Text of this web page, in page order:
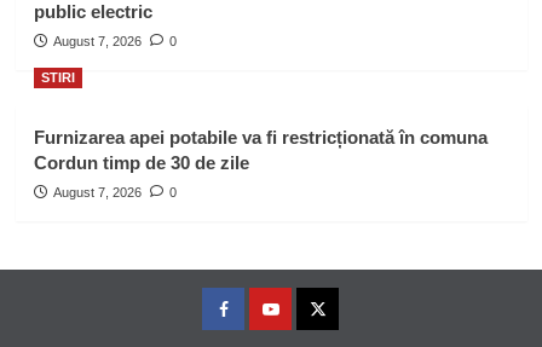
public electric
August 7, 2026 0
STIRI
Furnizarea apei potabile va fi restricționată în comuna
Cordun timp de 30 de zile
August 7, 2026 0
FacebookYoutubeTwitter